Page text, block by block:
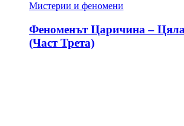
Мистерии и феномени
Феноменът Царичина –
(Част Трета)